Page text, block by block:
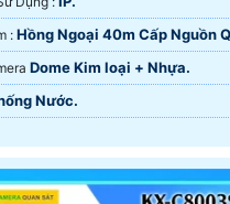
🌛 Xem ban đêm : Hồng Ngoại 40m Cấp Nguồn
Dome Kim loại + Nhựa.
Nước.